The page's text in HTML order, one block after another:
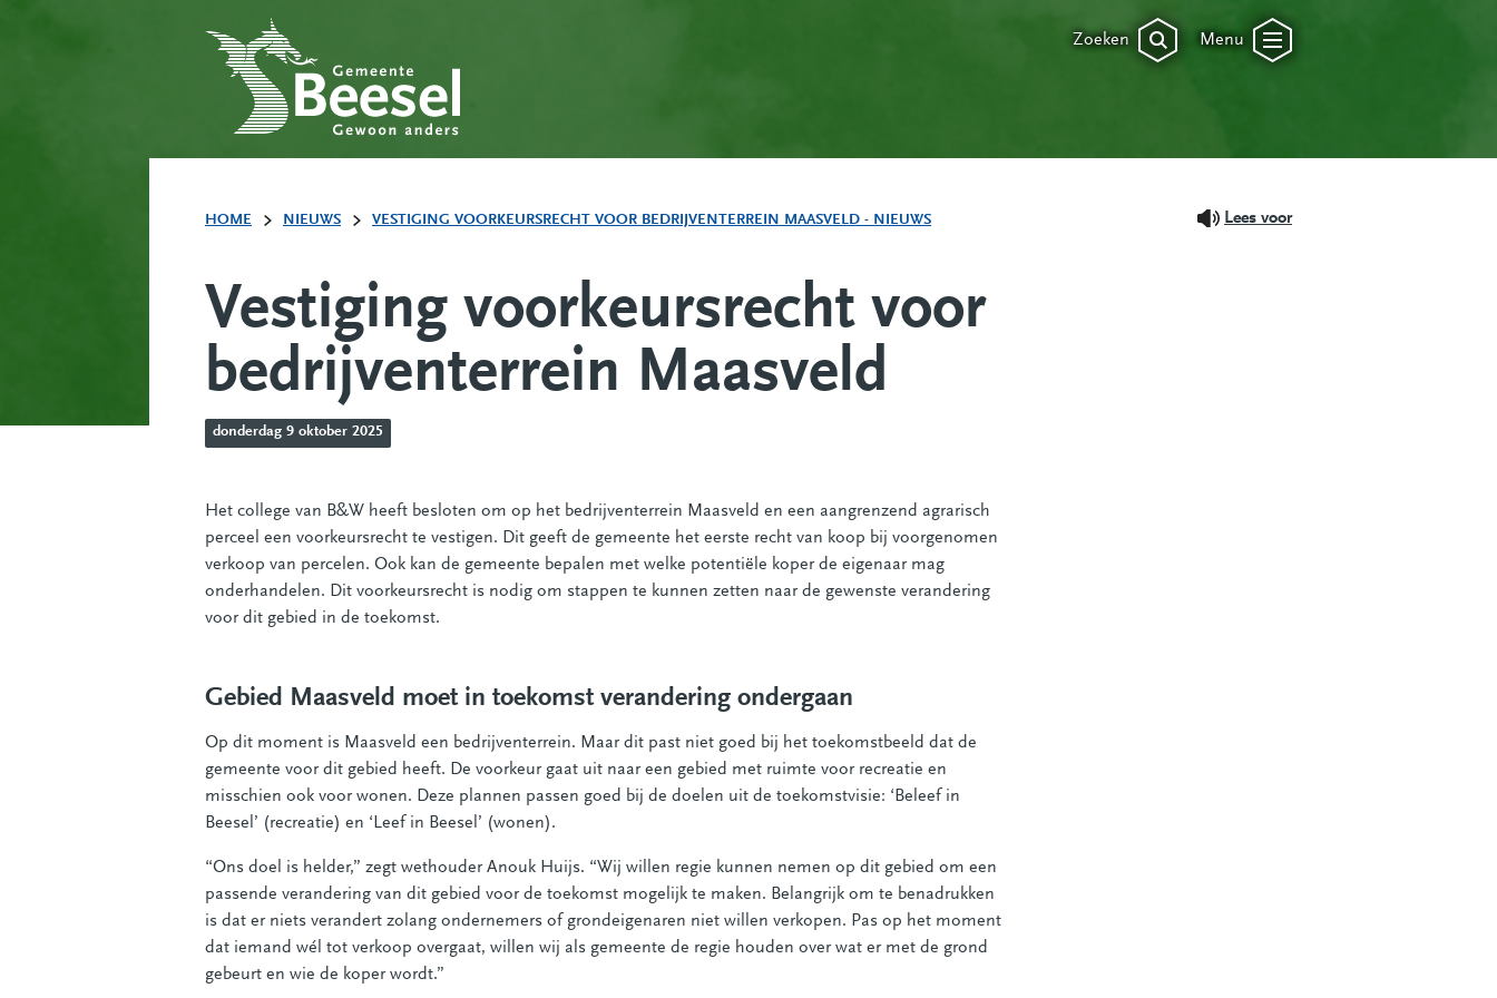
Zoeken Menu
HOME NIEUWS VESTIGING VOORKEURSRECHT VOOR BEDRIJVENTERREIN MAASVELD - NIEUWS Lees voor
Vestiging voorkeursrecht voor
bedrijventerrein Maasveld
donderdag 9 oktober 2025
Het college van B&W heeft besloten om op het bedrijventerrein Maasveld en een aangrenzend agrarisch
perceel een voorkeursrecht te vestigen. Dit geeft de gemeente het eerste recht van koop bij voorgenomen
verkoop van percelen. Ook kan de gemeente bepalen met welke potentiële koper de eigenaar mag
onderhandelen. Dit voorkeursrecht is nodig om stappen te kunnen zetten naar de gewenste verandering
voor dit gebied in de toekomst.
Gebied Maasveld moet in toekomst verandering ondergaan
Op dit moment is Maasveld een bedrijventerrein. Maar dit past niet goed bij het toekomstbeeld dat de
gemeente voor dit gebied heeft. De voorkeur gaat uit naar een gebied met ruimte voor recreatie en
misschien ook voor wonen. Deze plannen passen goed bij de doelen uit de toekomstvisie: ‘Beleef in
Beesel’ (recreatie) en ‘Leef in Beesel’ (wonen).
“Ons doel is helder,” zegt wethouder Anouk Huijs. “Wij willen regie kunnen nemen op dit gebied om een
passende verandering van dit gebied voor de toekomst mogelijk te maken. Belangrijk om te benadrukken
is dat er niets verandert zolang ondernemers of grondeigenaren niet willen verkopen. Pas op het moment
dat iemand wél tot verkoop overgaat, willen wij als gemeente de regie houden over wat er met de grond
gebeurt en wie de koper wordt.”